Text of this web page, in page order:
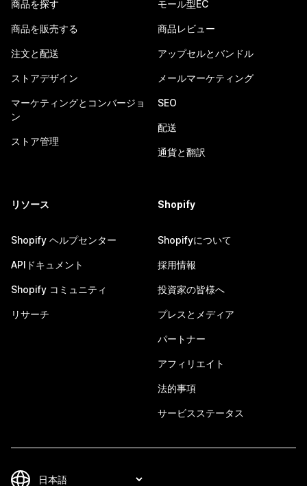
商品を探す
商品を販売する
注文と配送
ストアデザイン
マーケティングとコンバージョ
ン
ストア管理
モール型EC
商品レビュー
アップセルとバンドル
メールマーケティング
SEO
配送
通貨と翻訳
リソース
Shopify ヘルプセンター
APIドキュメント
Shopify コミュニティ
リサーチ
Shopify
Shopifyについて
採用情報
投資家の皆様へ
プレスとメディア
パートナー
アフィリエイト
法的事項
サービスステータス